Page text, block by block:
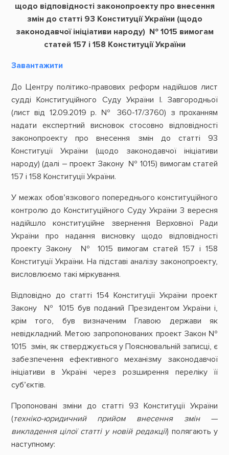
щодо відповідності законопроекту про внесення
змін до статті 93 Конституції України (щодо
законодавчої ініціативи народу) № 1015 вимогам
статей 157 і 158 Конституції України
Завантажити
До Центру політико-правових реформ надійшов лист
судді Конституційного Суду України І. Завгородньої
(лист від 12.09.2019 р. № 360-17/3760) з проханням
надати експертний висновок стосовно відповідності
законопроекту про внесення змін до статті 93
Конституції України (щодо законодавчої ініціативи
народу) (далі – проект Закону № 1015) вимогам статей
157 і 158 Конституції України.
У межах обов’язкового попереднього конституційного
контролю до Конституційного Суду України 3 вересня
надійшло конституційне звернення Верховної Ради
України про надання висновку щодо відповідності
проекту Закону № 1015 вимогам статей 157 і 158
Конституції України. На підставі аналізу законопроекту,
висловлюємо такі міркування.
Відповідно до статті 154 Конституції України проект
Закону № 1015 був поданий Президентом України і,
крім того, був визначеним Главою держави як
невідкладний. Метою запропонованих проект Закон №
1015 змін, як стверджується у Пояснювальній записці, є
забезпечення ефективного механізму законодавчої
ініціативи в Україні через розширення переліку її
суб’єктів.
Пропоновані зміни до статті 93 Конституції України
(техніко-юридичний прийом внесення змін —
викладення цілої статті у новій редакції) полягають у
наступному: